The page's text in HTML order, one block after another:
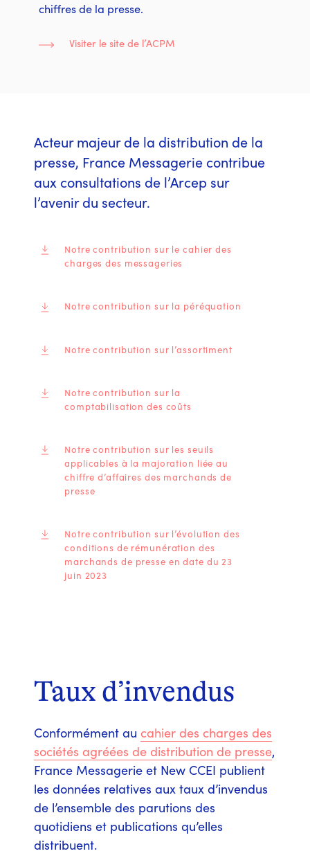
chiffres de la presse.
Visiter le site de l’ACPM
Acteur majeur de la distribution de la
presse, France Messagerie contribue
aux consultations de l’Arcep sur
l’avenir du secteur.
Notre contribution sur le cahier des
charges des messageries
Notre contribution sur la péréquation
Notre contribution sur l’assortiment
Notre contribution sur la
comptabilisation des coûts
Notre contribution sur les seuils
applicables à la majoration liée au
chiffre d’affaires des marchands de
presse
Notre contribution sur l’évolution des
conditions de rémunération des
marchands de presse en date du 23
juin 2023
Taux d’invendus
Conformément aucahier des charges des
sociétés agréées de distribution de presse,
France Messagerie et New CCEI publient
les données relatives aux taux d’invendus
de l’ensemble des parutions des
quotidiens et publications qu’elles
distribuent.